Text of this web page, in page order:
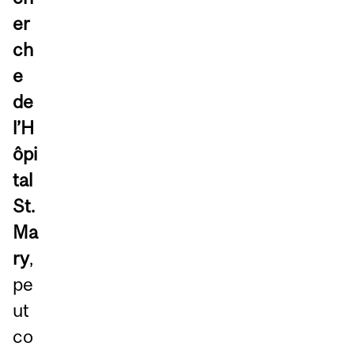
er
ch
e
de
l’H
ôpi
tal
St.
Ma
ry,
pe
ut
co